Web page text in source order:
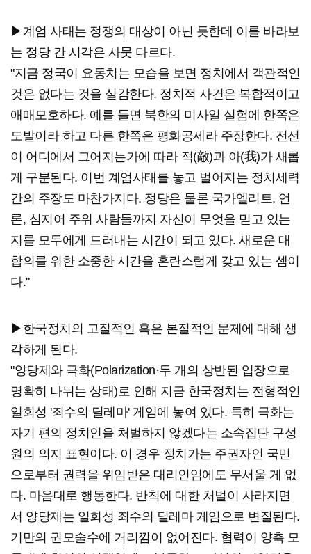
▶계엄 사태는 정쟁의 대상이 아닌 듯한데 이를 바라보
는 정당 간 시각은 사뭇 다르다.
"지금 정국이 요동치는 모습을 보면 정치에서 객관적인
것은 없다는 것을 실감한다. 정치적 사건은 복합적이고
애매모호하다. 예를 들면 북한의 미사일 실험에 한쪽은
도발이라 하고 다른 한쪽은 평화공세라 주장한다. 전선
이 어디에서 그어지는가에 따라 적(敵)과 아(我)가 새롭
게 구분된다. 이번 계엄사태를 놓고 벌어지는 정치세력
간의 주장도 마찬가지다. 정당은 물론 국가엘리트, 언
론, 심지어 주위 사람들까지 자신이 무엇을 믿고 있는
지를 모두에게 드러내는 시간이 되고 있다. 새로운 대
합의를 위한 소중한 시간을 혼란스럽게 갖고 있는 셈이
다."
▶한국정치의 고질적인 혹은 본질적인 문제에 대해 생
각하게 된다.
"양당제와 극화(Polarization·두 개의 상반된 입장으로
명확히 나뉘는 상태)로 인해 지금 한국정치는 전형적인
일회성 '죄수의 딜레마' 게임에 놓여 있다. 특히 극화는
자기 편의 정치인을 처벌하지 않겠다는 소속집단 구성
원의 의지 표현이다. 이 경우 정치가는 주권자인 국민
으로부터 권력을 위임받은 대리인임에도 무서울 게 없
다. 마음대로 행동한다. 반칙에 대한 처벌이 사라지면
서 양당제는 일회성 죄수의 딜레마 게임으로 변질된다.
기만의 권모술수에 거리낌이 없어진다. 협력이 양측 모